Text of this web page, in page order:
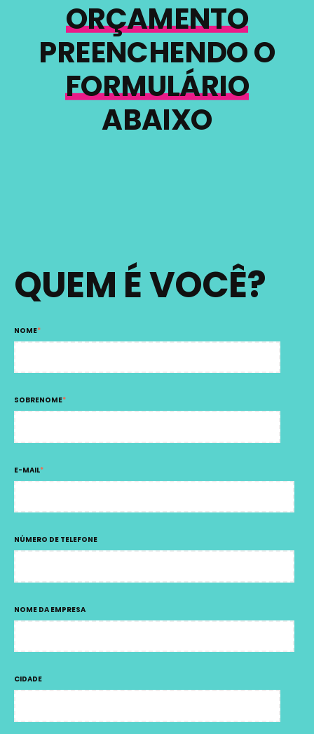
ORÇAMENTO
PREENCHENDO O
FORMULÁRIO
ABAIXO
QUEM É VOCÊ?
NOME*
SOBRENOME*
E-MAIL*
NÚMERO DE TELEFONE
NOME DA EMPRESA
CIDADE